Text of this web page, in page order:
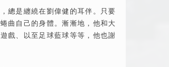
總是纏繞在劉偉健的耳伴。只要
曲自己的身體。漸漸地，他和大
戲、以至足球藍球等等，他也謝